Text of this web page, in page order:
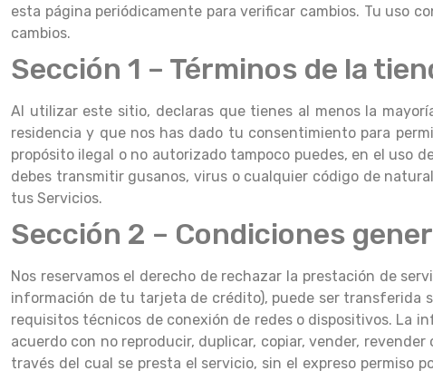
esta página periódicamente para verificar cambios. Tu uso
cambios.
Sección 1 – Términos de la
Al utilizar este sitio, declaras que tienes al menos la
residencia y que nos has dado tu consentimiento para
propósito ilegal o no autorizado tampoco puedes, en el uso
debes transmitir gusanos, virus o cualquier código de
tus Servicios.
Sección 2 – Condiciones
Nos reservamos el derecho de rechazar la prestación de
información de tu tarjeta de crédito), puede ser transferida
requisitos técnicos de conexión de redes o dispositivos. La
acuerdo con no reproducir, duplicar, copiar, vender,
través del cual se presta el servicio, sin el expreso permiso